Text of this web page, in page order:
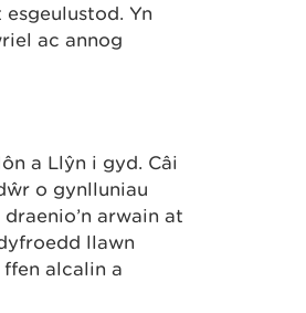
Yn
ac annog
a Llŷn i gyd. Câi
o gynlluniau
arwain at
llawn
alcalin a